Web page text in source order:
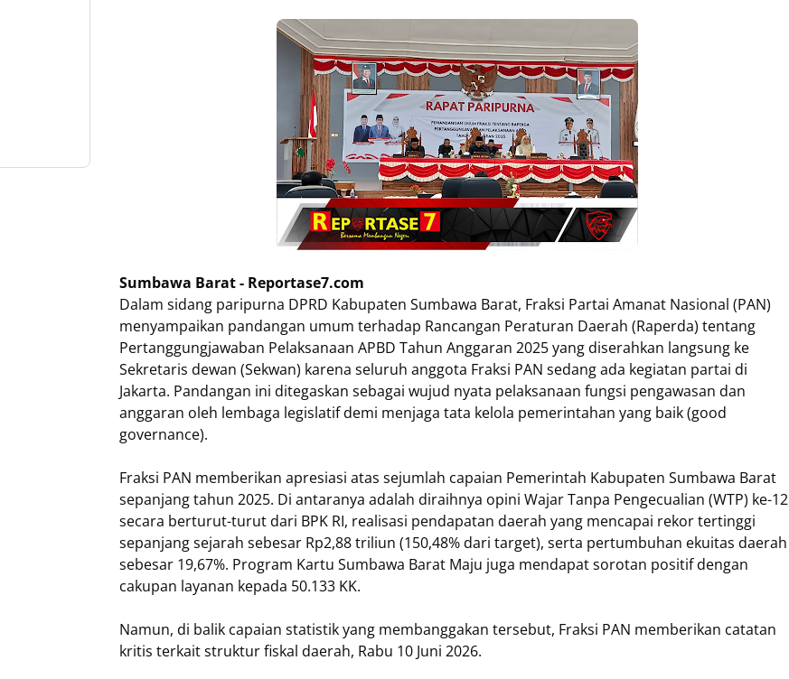
Sumbawa Barat - Reportase7.com
Dalam sidang paripurna DPRD Kabupaten Sumbawa Barat, Fraksi Partai Amanat Nasional (PAN)
menyampaikan pandangan umum terhadap Rancangan Peraturan Daerah (Raperda) tentang
Pertanggungjawaban Pelaksanaan APBD Tahun Anggaran 2025 yang diserahkan langsung ke
Sekretaris dewan (Sekwan) karena seluruh anggota Fraksi PAN sedang ada kegiatan partai di
Jakarta. Pandangan ini ditegaskan sebagai wujud nyata pelaksanaan fungsi pengawasan dan
anggaran oleh lembaga legislatif demi menjaga tata kelola pemerintahan yang baik (good
governance).
​Fraksi PAN memberikan apresiasi atas sejumlah capaian Pemerintah Kabupaten Sumbawa Barat
sepanjang tahun 2025. Di antaranya adalah diraihnya opini Wajar Tanpa Pengecualian (WTP) ke-12
secara berturut-turut dari BPK RI, realisasi pendapatan daerah yang mencapai rekor tertinggi
sepanjang sejarah sebesar Rp2,88 triliun (150,48% dari target), serta pertumbuhan ekuitas daerah
sebesar 19,67%. Program Kartu Sumbawa Barat Maju juga mendapat sorotan positif dengan
cakupan layanan kepada 50.133 KK.
​Namun, di balik capaian statistik yang membanggakan tersebut, Fraksi PAN memberikan catatan
kritis terkait struktur fiskal daerah, Rabu 10 Juni 2026.